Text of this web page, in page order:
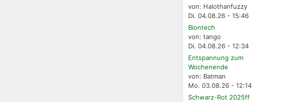
von: Halothanfuzzy
Di. 04.08.26 - 15:46
Biontech
von: tango
Di. 04.08.26 - 12:34
Entspannung zum
Wochenende
von: Batman
Mo. 03.08.26 - 12:14
Schwarz-Rot 2025ff